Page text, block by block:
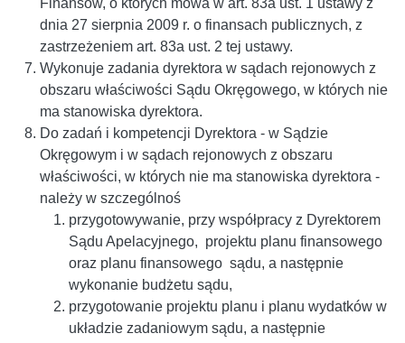
dnia 27 sierpnia 2009 r. o finansach publicznych, z
zastrzeżeniem art. 83a ust. 2 tej ustawy.
Wykonuje zadania dyrektora w sądach rejonowych z
obszaru właściwości Sądu Okręgowego, w których nie
ma stanowiska dyrektora.
Do zadań i kompetencji Dyrektora - w Sądzie
Okręgowym i w sądach rejonowych z obszaru
właściwości, w których nie ma stanowiska dyrektora -
należy w szczególnoś
przygotowywanie, przy współpracy z Dyrektorem
Sądu Apelacyjnego, projektu planu finansowego
oraz planu finansowego sądu, a następnie
wykonanie budżetu sądu,
przygotowanie projektu planu i planu wydatków w
układzie zadaniowym sądu, a następnie